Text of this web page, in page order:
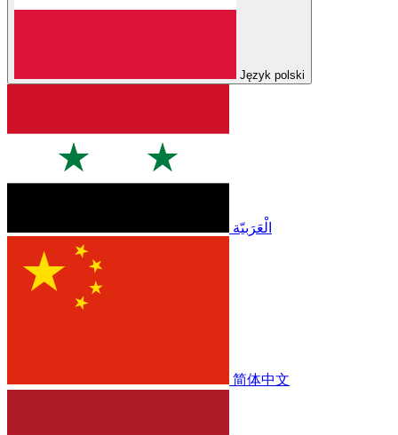
Język polski
الْعَرَبيّة
简体中文